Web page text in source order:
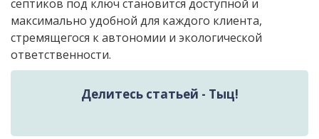
септиков под ключ становится доступной и
максимально удобной для каждого клиента,
стремящегося к автономии и экологической
ответственности.
Делитесь статьей - Тыц!